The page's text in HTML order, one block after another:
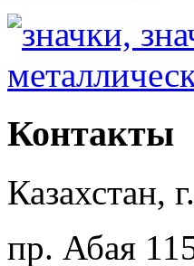
Контакты
Казахстан,
пр. Абая